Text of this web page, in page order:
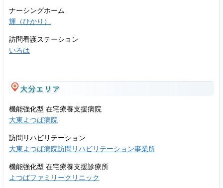
ナーシングホーム
輝（ひかり）
訪問看護ステーション
いろは
大分エリア
機能強化型 在宅療養支援病院
大東よつば病院
訪問リハビリテーション
大東よつば病院訪問リハビリテーション事業所
機能強化型 在宅療養支援診療所
よつばファミリークリニック